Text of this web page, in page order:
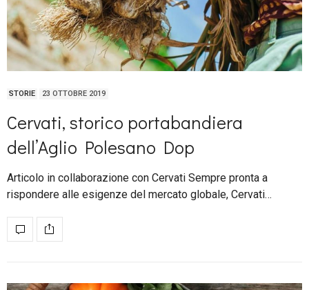
STORIE 23 OTTOBRE 2019
Cervati, storico portabandiera
dell’Aglio Polesano Dop
Articolo in collaborazione con Cervati Sempre pronta a
rispondere alle esigenze del mercato globale, Cervati…